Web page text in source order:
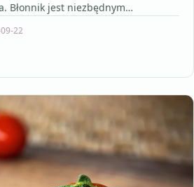
Błonnik jest niezbędnym…
22